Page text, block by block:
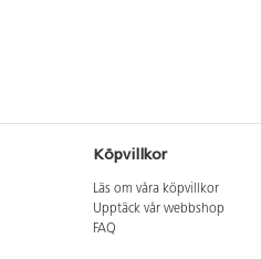
Köpvillkor
Läs om våra köpvillkor
Upptäck vår webbshop
FAQ